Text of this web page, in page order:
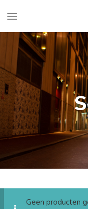
Geen producten